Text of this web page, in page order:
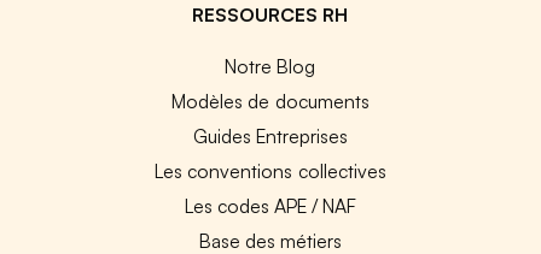
RESSOURCES RH
Notre Blog
Modèles de documents
Guides Entreprises
Les conventions collectives
Les codes APE / NAF
Base des métiers